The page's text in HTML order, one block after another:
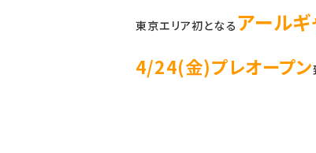
東京エリア初となる アール
4/24(金)プレオープン